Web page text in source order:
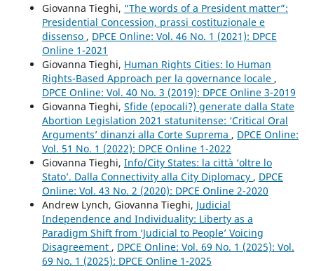
Giovanna Tieghi, “The words of a President matter”:
Presidential Concession, prassi costituzionale e
dissenso , DPCE Online: Vol. 46 No. 1 (2021): DPCE
Online 1-2021
Giovanna Tieghi, Human Rights Cities: lo Human
Rights-Based Approach per la governance locale ,
DPCE Online: Vol. 40 No. 3 (2019): DPCE Online 3-2019
Giovanna Tieghi, Sfide (epocali?) generate dalla State
Abortion Legislation 2021 statunitense: ‘Critical Oral
Arguments’ dinanzi alla Corte Suprema , DPCE Online:
Vol. 51 No. 1 (2022): DPCE Online 1-2022
Giovanna Tieghi, Info/City States: la città ‘oltre lo
Stato’. Dalla Connectivity alla City Diplomacy , DPCE
Online: Vol. 43 No. 2 (2020): DPCE Online 2-2020
Andrew Lynch, Giovanna Tieghi, Judicial
Independence and Individuality: Liberty as a
Paradigm Shift from ‘Judicial to People’ Voicing
Disagreement , DPCE Online: Vol. 69 No. 1 (2025): Vol.
69 No. 1 (2025): DPCE Online 1-2025